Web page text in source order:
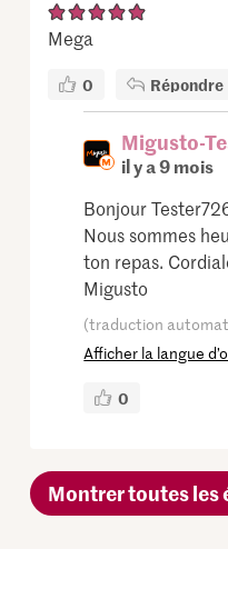
Mega
0 Répondre
Migusto-
il y a 9 mois
Bonjour
Nous sommes
ton repas.
Migusto
(traduction
Afficher la langue
0
Montrer toutes les